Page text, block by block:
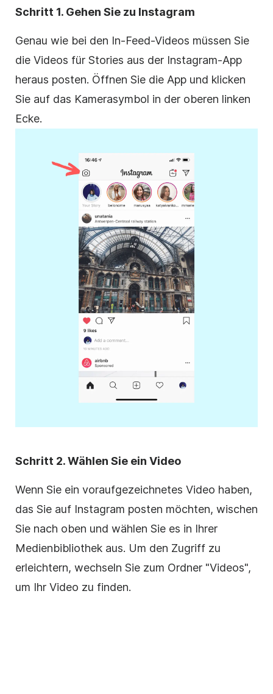
Schritt 1. Gehen Sie zu Instagram
Genau wie bei den In-Feed-Videos müssen Sie
die Videos für Stories aus der Instagram-App
heraus posten. Öffnen Sie die App und klicken
Sie auf das Kamerasymbol in der oberen linken
Ecke.
Schritt 2. Wählen Sie ein Video
Wenn Sie ein voraufgezeichnetes Video haben,
das Sie auf Instagram posten möchten, wischen
Sie nach oben und wählen Sie es in Ihrer
Medienbibliothek aus. Um den Zugriff zu
erleichtern, wechseln Sie zum Ordner "Videos",
um Ihr Video zu finden.